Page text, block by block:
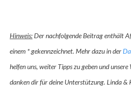
Hinweis:Der nachfolgende Beitrag enthält
einem * gekennzeichnet. Mehr dazu in der
helfen uns, weiter Tipps zu geben und
danken dir für deine Unterstützung. Linda &